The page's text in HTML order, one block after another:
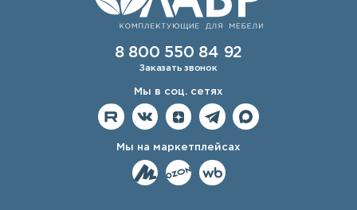
8 800 550 84 92
Заказать звонок
Мы в соц. сетях
Мы на маркетплейсах